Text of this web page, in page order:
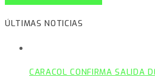
ÚLTIMAS NOTICIAS
CARACOL CONFIRMA SALIDA